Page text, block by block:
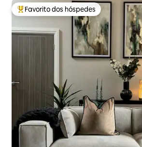
Favoritos dos hóspedes mais apreciados
Favorito dos hóspedes